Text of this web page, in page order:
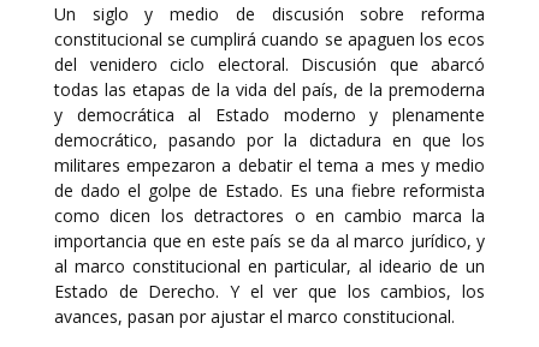
Un siglo y medio de discusión sobre reforma
constitucional se cumplirá cuando se apaguen los ecos
del venidero ciclo electoral. Discusión que abarcó
todas las etapas de la vida del país, de la premoderna
y democrática al Estado moderno y plenamente
democrático, pasando por la dictadura en que los
militares empezaron a debatir el tema a mes y medio
de dado el golpe de Estado. Es una fiebre reformista
como dicen los detractores o en cambio marca la
importancia que en este país se da al marco jurídico, y
al marco constitucional en particular, al ideario de un
Estado de Derecho. Y el ver que los cambios, los
avances, pasan por ajustar el marco constitucional.